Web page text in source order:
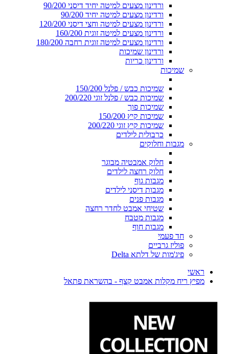
ורדינון מצעים למיטה יחיד דיסני 90/200
ורדינון מצעים למיטה יחיד 90/200
ורדינון מצעים למיטה וחצי דיסני 120/200
ורדינון מצעים למיטה זוגית 160/200
ורדינון מצעים למיטה זוגית רחבה 180/200
ורדינון שמיכות
ורדינון כריות
שמיכות
שמיכות כבש / פלנל 150/200
שמיכות כבש / פלנל זוגי 200/220
שמיכות פוך
שמיכות קיץ 150/200
שמיכות קיץ זוגי 200/220
כרבולית לילדים
מגבות וחלוקים
חלוק אמבטיה מבוגר
חלוק רחצה לילדים
מגבות גוף
מגבות דיסני לילדים
מגבות פנים
שטיחי אמבט לחדר רחצה
מגבות מטבח
מגבות חוף
חד פעמי
פוליז גרביים
פיג'מות של דלתא Delta
ראשי
מפיץ ריח מקלות אמבט קצף - בהשראת פתאל